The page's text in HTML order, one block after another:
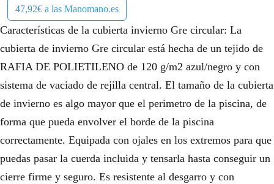
47,92€ a las Manomano.es
Características de la cubierta invierno Gre circular: La
cubierta de invierno Gre circular está hecha de un tejido de
RAFIA DE POLIETILENO de 120 g/m2 azul/negro y con
sistema de vaciado de rejilla central. El tamaño de la cubierta
de invierno es algo mayor que el perimetro de la piscina, de
forma que pueda envolver el borde de la piscina
correctamente. Equipada con ojales en los extremos para que
puedas pasar la cuerda incluida y tensarla hasta conseguir un
cierre firme y seguro. Es resistente al desgarro y con